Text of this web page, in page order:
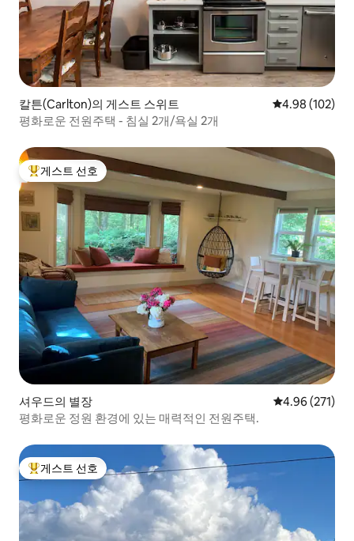
칼튼(Carlton)의 게스트 스위트 평점 4.98점(5
4.98 (102)
평화로운 전원주택 - 침실 2개/욕실 2개
상위 게스트 선호
게스트 선호
셔우드의 별장 평점 4.96점(5
4.96 (271)
평화로운 정원 환경에 있는 매력적인 전원주택.
상위 게스트 선호
게스트 선호